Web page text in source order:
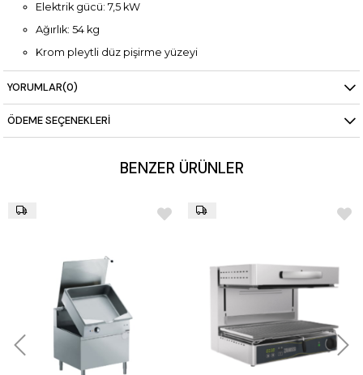
Elektrik gücü: 7,5 kW
Ağırlık: 54 kg
Krom pleytli düz pişirme yüzeyi
Kompakt ve hijyenik tasarım
YORUMLAR(0)
ÖDEME SEÇENEKLERI
BENZER ÜRÜNLER